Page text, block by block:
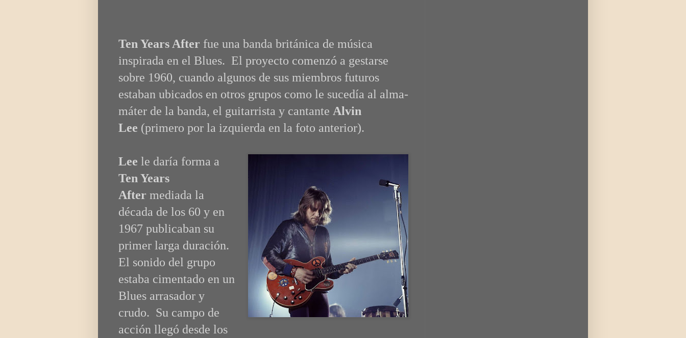
Ten Years After fue una banda británica de música
inspirada en el Blues. El proyecto comenzó a gestarse
sobre 1960, cuando algunos de sus miembros futuros
estaban ubicados en otros grupos como le sucedía al alma-
máter de la banda, el guitarrista y cantante Alvin
Lee (primero por la izquierda en la foto anterior).
Lee le daría forma a
Ten Years
After mediada la
década de los 60 y en
1967 publicaban su
primer larga duración.
El sonido del grupo
estaba cimentado en un
Blues arrasador y
crudo. Su campo de
acción llegó desde los